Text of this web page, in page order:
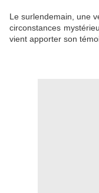
Le surlendemain, une
circonstances
vient apporter son